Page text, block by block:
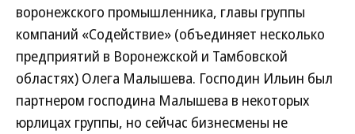
воронежского промышленника, главы группы
компаний «Содействие» (объединяет несколько
предприятий в Воронежской и Тамбовской
областях) Олега Малышева. Господин Ильин был
партнером господина Малышева в некоторых
юрлицах группы, но сейчас бизнесмены не